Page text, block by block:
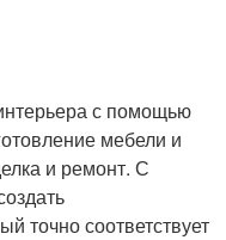
с помощью
мебели и
и ремонт. С
точно соответствует